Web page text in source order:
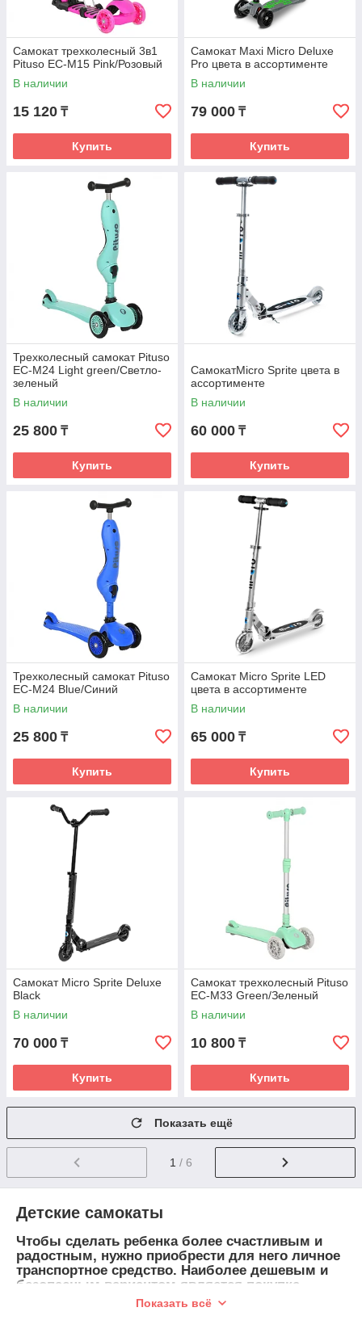
Самокат трехколесный 3в1
Pituso EC-M15 Pink/Розовый
В наличии
15 120 ₸
Купить
Самокат Maxi Micro Deluxe
Pro цвета в ассортименте
В наличии
79 000 ₸
Купить
Трехколесный самокат Pituso
EC-M24 Light green/Светло-
зеленый
В наличии
25 800 ₸
Купить
СамокатMicro Sprite цвета в
ассортименте
В наличии
60 000 ₸
Купить
Трехколесный самокат Pituso
EC-M24 Blue/Синий
В наличии
25 800 ₸
Купить
Самокат Micro Sprite LED
цвета в ассортименте
В наличии
65 000 ₸
Купить
Самокат Micro Sprite Deluxe
Black
В наличии
70 000 ₸
Купить
Самокат трехколесный Pituso
EC-M33 Green/Зеленый
В наличии
10 800 ₸
Купить
Показать ещё
1 / 6
Детские самокаты
Чтобы сделать ребенка более счастливым и
радостным, нужно приобрести для него личное
транспортное средство. Наиболее дешевым и
безопасным вариантом является покупка
самоката для ребенка. Простота и легкость в
Показать всё